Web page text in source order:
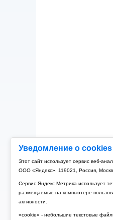
Уведомление о cookies
Этот сайт использует сервис веб-
ООО «Яндекс», 119021, Россия,
Сервис Яндекс Метрика использует
размещаемые на компьютере
активности.
«cookie» - небольшие текстовые